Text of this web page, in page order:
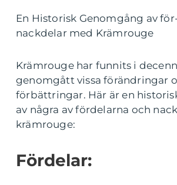
En Historisk Genomgång av
nackdelar med Krämrouge
Krämrouge har funnits i
genomgått vissa förändringar
förbättringar. Här är en
av några av fördelarna och
krämrouge:
Fördelar: